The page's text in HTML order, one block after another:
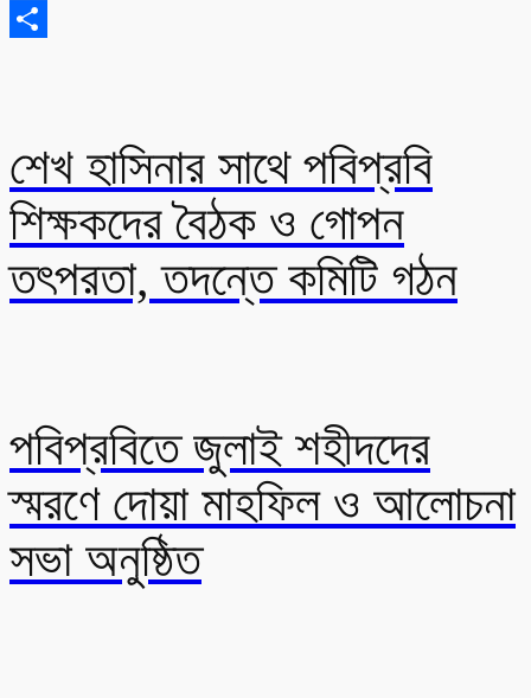
Email
শেখ হাসিনার সাথে পবিপ্রবি
শিক্ষকদের বৈঠক ও গোপন
তৎপরতা, তদন্তে কমিটি গঠন
পবিপ্রবিতে জুলাই শহীদদের
স্মরণে দোয়া মাহফিল ও আলোচনা
সভা অনুষ্ঠিত